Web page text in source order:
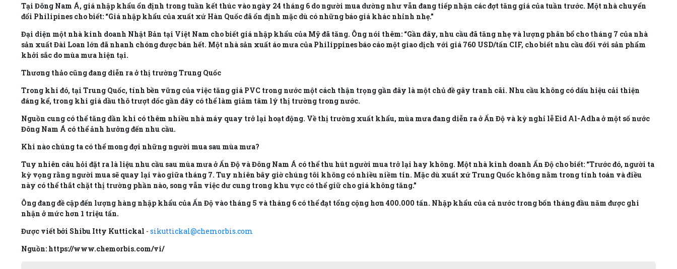
Tại Đông Nam Á, giá nhập khẩu ổn định trong tuần kết thúc vào ngày 24 tháng 6 do người mua dường như vẫn đang tiếp nhận các đợt tăng giá của tuần trước. Một nhà chuyển
đổi Philipines cho biết: “Giá nhập khẩu của xuất xứ Hàn Quốc đã ổn định mặc dù có những báo giá khác nhỉnh nhẹ.”
Đại diện một nhà kinh doanh Nhật Bản tại Việt Nam cho biết giá nhập khẩu của Mỹ đã tăng. Ông nói thêm: “Gần đây, nhu cầu đã tăng nhẹ và lượng phân bổ cho tháng 7 của nhà
sản xuất Đài Loan lớn đã nhanh chóng được bán hết. Một nhà sản xuất áo mưa của Philippines báo cáo một giao dịch với giá 760 USD/tấn CIF, cho biết nhu cầu đối với sản phẩm
khởi sắc do mùa mưa hiện tại.
Thương thảo cũng đang diễn ra ở thị trường Trung Quốc
Trong khi đó, tại Trung Quốc, tính bền vững của việc tăng giá PVC trong nước một cách thận trọng gần đây là một chủ đề gây tranh cãi. Nhu cầu không có dấu hiệu cải thiện
đáng kể, trong khi giá dầu thô trượt dốc gần đây có thể làm giảm tâm lý thị trường trong nước.
Nguồn cung có thể tăng dần khi có thêm nhiều nhà máy quay trở lại hoạt động. Về thị trường xuất khẩu, mùa mưa đang diễn ra ở Ấn Độ và kỳ nghỉ lễ Eid Al-Adha ở một số nước
Đông Nam Á có thể ảnh hưởng đến nhu cầu.
Khi nào chúng ta có thể mong đợi những người mua sau mùa mưa?
Tuy nhiên câu hỏi đặt ra là liệu nhu cầu sau mùa mưa ở Ấn Độ và Đông Nam Á có thể thu hút người mua trở lại hay không. Một nhà kinh doanh Ấn Độ cho biết: “Trước đó, người ta
kỳ vọng rằng người mua sẽ quay lại vào giữa tháng 7. Tuy nhiên bây giờ chúng tôi không có nhiều niềm tin. Mặc dù xuất xứ Trung Quốc không nằm trong tính toán và điều
này có thể thắt chặt thị trường phần nào, song vẫn việc dư cung trong khu vực có thể giữ cho giá không tăng.”
Ông đang đề cập đến lượng hàng nhập khẩu của Ấn Độ vào tháng 5 và tháng 6 có thể đạt tổng cộng hơn 400.000 tấn. Nhập khẩu của cả nước trong bốn tháng đầu năm được ghi
nhận ở mức hơn 1 triệu tấn.
Được viết bởi Shibu Itty Kuttickal - sikuttickal@chemorbis.com
Nguồn: https://www.chemorbis.com/vi/